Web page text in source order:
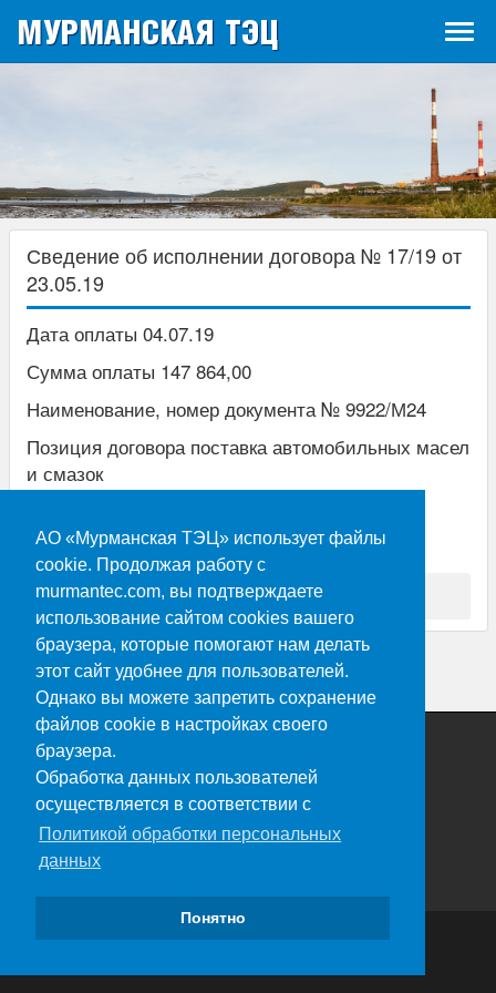
АО «Мурманская ТЭЦ» использует файлы
cookie. Продолжая работу с
murmantec.com, вы подтверждаете
использование сайтом cookies вашего
браузера, которые помогают нам делать
этот сайт удобнее для пользователей.
Однако вы можете запретить сохранение
файлов cookie в настройках своего
браузера.
Обработка данных пользователей
осуществляется в соответствии с
Политикой обработки персональных
данных
Понятно
МУРМАНСКАЯ ТЭЦ
Сведение об исполнении договора № 17/19 от
23.05.19
Дата оплаты 04.07.19
Сумма оплаты 147 864,00
Наименование, номер документа № 9922/М24
Позиция договора поставка автомобильных масел
и смазок
Единица измерения штук
19-846 Подтвержд № 9922_М24 от 060619.pdf